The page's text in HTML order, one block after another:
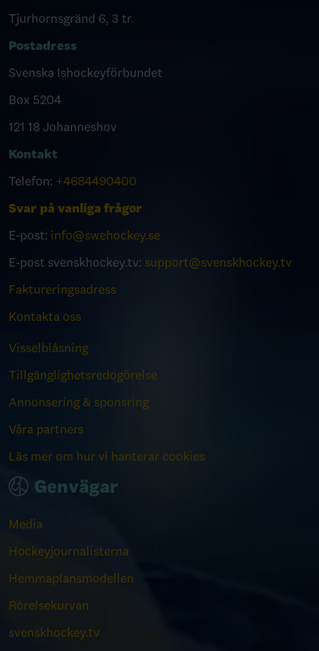
Tjurhornsgränd 6, 3 tr.
Postadress
Svenska Ishockeyförbundet
Box 5204
121 18 Johanneshov
Kontakt
Telefon: +4684490400
Svar på vanliga frågor
E-post: info@swehockey.se
E-post svenskhockey.tv: support@svenskhockey.tv
Faktureringsadress
Kontakta oss
Visselblåsning
Tillgänglighetsredogörelse
Annonsering & sponsring
Våra partners
Läs mer om hur vi hanterar cookies
Genvägar
Media
Hockeyjournalisterna
Hemmaplansmodellen
Rörelsekurvan
svenskhockey.tv